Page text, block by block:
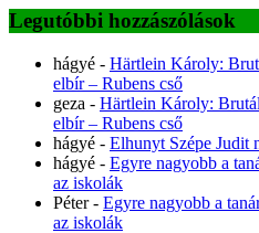
Legutóbbi hozzászólások
hágyé - Härtlein Károly:
elbír – Rubens cső
geza - Härtlein Károly:
elbír – Rubens cső
hágyé - Elhunyt Szépe Judit
hágyé - Egyre nagyobb a
az iskolák
Péter- Egyre nagyobb a
az iskolák